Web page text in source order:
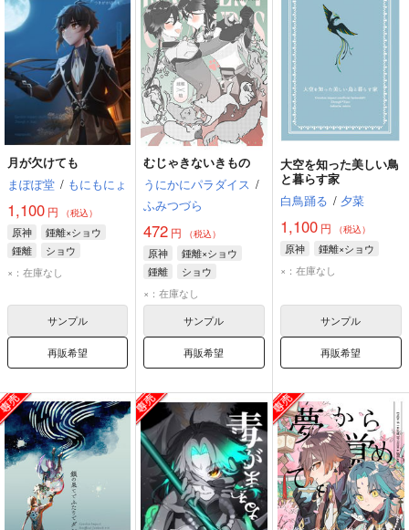
月が欠けても
まぽぽ堂 / もにもにょ
1,100 円 （税込）
原神
鍾離×ショウ
鍾離
ショウ
×：在庫なし
サンプル
再販希望
むじゃきないきもの
うにかにパラダイス /
ふみつづら
472 円 （税込）
原神
鍾離×ショウ
鍾離
ショウ
×：在庫なし
サンプル
再販希望
大空を知った美しい鳥
と暮らす家
白鳥踊る / 夕菜
1,100円 （税込）
原神
鍾離×ショウ
×：在庫なし
サンプル
再販希望